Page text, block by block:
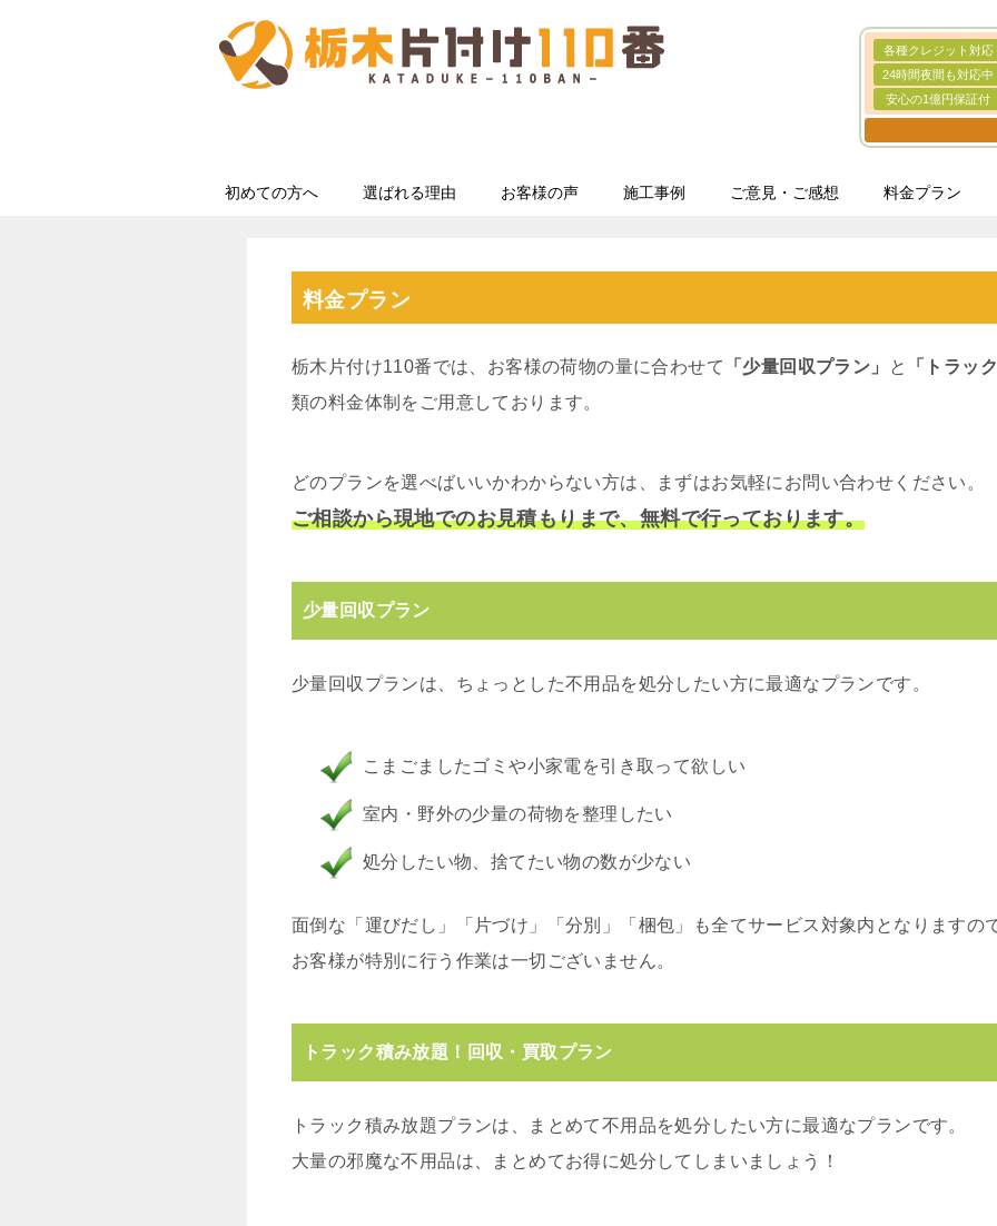
各種クレジット対応
24時間夜間も対応中
安心の1億円保証付
初めての方へ 選ばれる理由 お客様の声 施工事例 ご意見・ご感想 料金プラン
料金プラン
栃木片付け110番では、お客様の荷物の量に合わせて 「少量回収プラン」 と
「トラッ
類の料金体制をご用意しております。
どのプランを選べばいいかわからない方は、まずはお気軽にお問い合わせください。
ご相談から現地でのお見積もりまで、無料で行っております。
少量回収プラン
少量回収プランは、ちょっとした不用品を処分したい方に最適なプランです。
こまごましたゴミや小家電を引き取って欲しい
室内・野外の少量の荷物を整理したい
処分したい物、捨てたい物の数が少ない
面倒な「運びだし」「片づけ」「分別」「梱包」も全てサービス対象内となりますの
お客様が特別に行う作業は一切ございません。
トラック積み放題！回収・買取プラン
トラック積み放題プランは、まとめて不用品を処分したい方に最適なプランです。
大量の邪魔な不用品は、まとめてお得に処分してしまいましょう！